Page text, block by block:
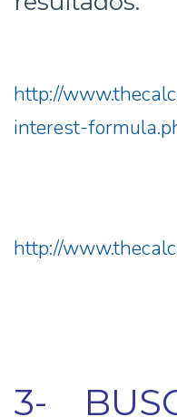
http://
interest-
http://
3-